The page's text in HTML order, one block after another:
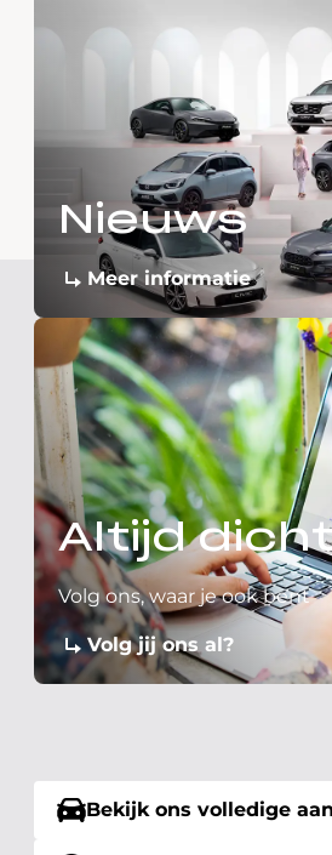
Nieuws
Meer informatie
Altijd
Volg ons, waar je ook bent
Volg jij ons al?
Bekijk ons volledige